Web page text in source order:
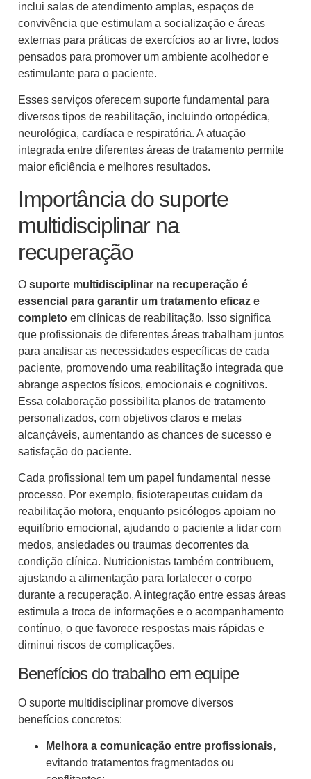
inclui salas de atendimento amplas, espaços de
convivência que estimulam a socialização e áreas
externas para práticas de exercícios ao ar livre, todos
pensados para promover um ambiente acolhedor e
estimulante para o paciente.
Esses serviços oferecem suporte fundamental para
diversos tipos de reabilitação, incluindo ortopédica,
neurológica, cardíaca e respiratória. A atuação
integrada entre diferentes áreas de tratamento permite
maior eficiência e melhores resultados.
Importância do suporte
multidisciplinar na
recuperação
O suporte multidisciplinar na recuperação é
essencial para garantir um tratamento eficaz e
completo em clínicas de reabilitação. Isso significa
que profissionais de diferentes áreas trabalham juntos
para analisar as necessidades específicas de cada
paciente, promovendo uma reabilitação integrada que
abrange aspectos físicos, emocionais e cognitivos.
Essa colaboração possibilita planos de tratamento
personalizados, com objetivos claros e metas
alcançáveis, aumentando as chances de sucesso e
satisfação do paciente.
Cada profissional tem um papel fundamental nesse
processo. Por exemplo, fisioterapeutas cuidam da
reabilitação motora, enquanto psicólogos apoiam no
equilíbrio emocional, ajudando o paciente a lidar com
medos, ansiedades ou traumas decorrentes da
condição clínica. Nutricionistas também contribuem,
ajustando a alimentação para fortalecer o corpo
durante a recuperação. A integração entre essas áreas
estimula a troca de informações e o acompanhamento
contínuo, o que favorece respostas mais rápidas e
diminui riscos de complicações.
Benefícios do trabalho em equipe
O suporte multidisciplinar promove diversos
benefícios concretos:
Melhora a comunicação entre profissionais,
evitando tratamentos fragmentados ou